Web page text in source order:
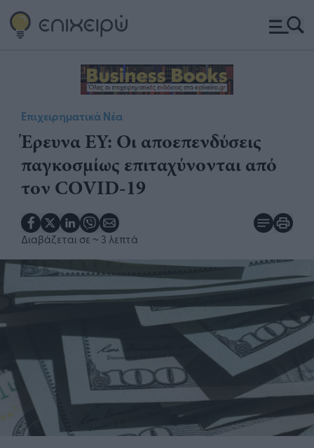
Επιχειρηματικά Νέα
Έρευνα EY: Οι αποεπενδύσεις
παγκοσμίως επιταχύνονται από
τον COVID-19
Διαβάζεται σε ~ 3 λεπτά